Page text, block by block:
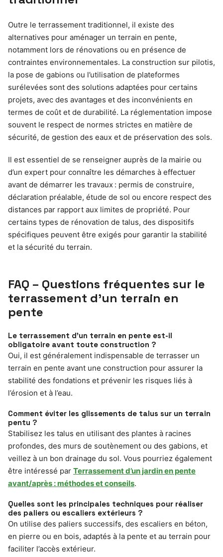
Outre le terrassement traditionnel, il existe des
alternatives pour aménager un terrain en pente,
notamment lors de rénovations ou en présence de
contraintes environnementales. La construction sur pilotis,
la pose de gabions ou l’utilisation de plateformes
surélevées sont des solutions adaptées pour certains
projets, avec des avantages et des inconvénients en
termes de coût et de durabilité. La réglementation impose
souvent le respect de normes strictes en matière de
sécurité, de gestion des eaux et de préservation des sols.
Il est essentiel de se renseigner auprès de la mairie ou
d’un expert pour connaître les démarches à effectuer
avant de démarrer les travaux : permis de construire,
déclaration préalable, étude de sol ou encore respect des
distances par rapport aux limites de propriété. Pour
certains types de rénovation de talus, des dispositifs
spécifiques peuvent être exigés pour garantir la stabilité
et la sécurité du terrain.
FAQ – Questions fréquentes sur le
terrassement d’un terrain en
pente
Le terrassement d’un terrain en pente est-il
obligatoire avant toute construction ?
Oui, il est généralement indispensable de terrasser un
terrain en pente avant une construction pour assurer la
stabilité des fondations et prévenir les risques liés à
l’érosion et à l’eau.
Comment éviter les glissements de talus sur un terrain
pentu ?
Stabilisez les talus en utilisant des plantes à racines
profondes, des murs de soutènement ou des gabions, et
veillez à un bon drainage du sol. Vous pourriez également
être intéressé par Terrassement d’un jardin en pente
avant/après : méthodes et conseils.
Quelles sont les principales techniques pour réaliser
des paliers ou escaliers extérieurs ?
On utilise des paliers successifs, des escaliers en béton,
en pierre ou en bois, adaptés à la pente et au terrain pour
faciliter l’accès extérieur.